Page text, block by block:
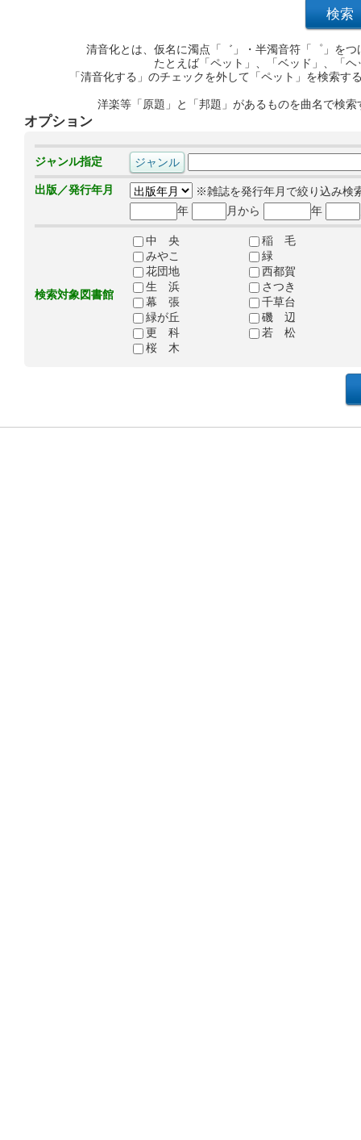
清音化とは、仮名に濁点「゛」・半濁音符「゜」を
たとえば「ペット」、「ベッド」、「
「清音化する」のチェックを外して「ペット」を検索
洋楽等「原題」と「邦題」があるものを曲名で検
オプション
ジャンル指定
出版／発行年月
※雑誌を発行年月で絞り込み検
年
月から 年
検索対象図書館
中 央
稲 毛
みやこ
緑
花団地
西都賀
生 浜
さつき
幕 張
千草台
緑が丘
磯 辺
更 科
若 松
桜 木